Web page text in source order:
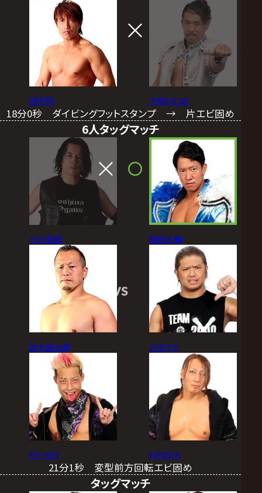
田中稔 大原はじめ
18分0秒 ダイビングフットスタンプ → 片エビ固め
6人タッグマッチ
小川良成
鈴木鼓太郎
YO-HEY
VS
原田大輔
タダスケ
HAYATA
21分1秒 変型前方回転エビ固め
タッグマッチ